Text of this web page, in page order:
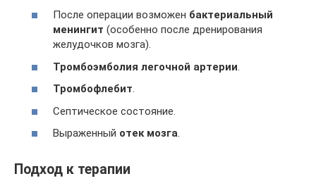
После операции возможен бактериальный
менингит (особенно после дренирования
желудочков мозга).
Тромбоэмболия легочной артерии.
Тромбофлебит.
Септическое состояние.
Выраженный отек мозга.
Подход к терапии